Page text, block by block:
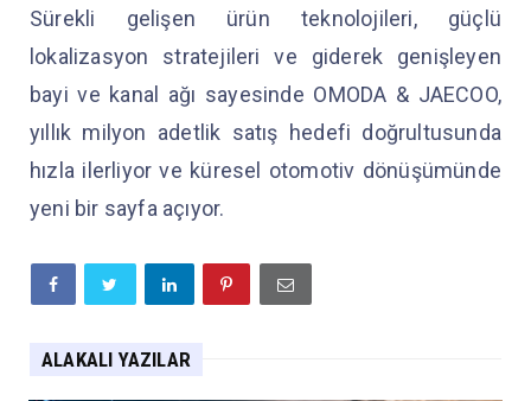
Sürekli gelişen ürün teknolojileri, güçlü
lokalizasyon stratejileri ve giderek genişleyen
bayi ve kanal ağı sayesinde OMODA & JAECOO,
yıllık milyon adetlik satış hedefi doğrultusunda
hızla ilerliyor ve küresel otomotiv dönüşümünde
yeni bir sayfa açıyor.
ALAKALI YAZILAR